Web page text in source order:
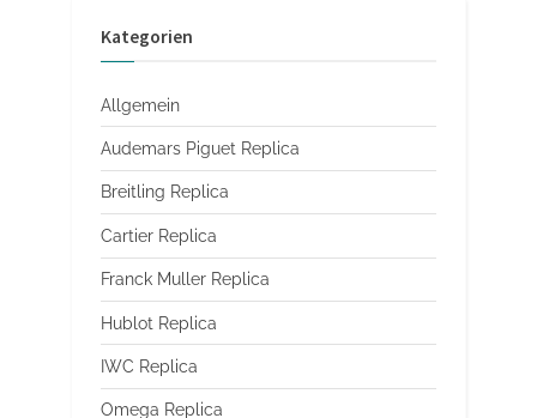
Kategorien
Allgemein
Audemars Piguet Replica
Breitling Replica
Cartier Replica
Franck Muller Replica
Hublot Replica
IWC Replica
Omega Replica